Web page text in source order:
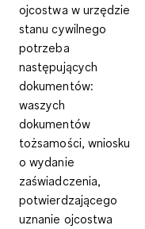
ojcostwa w urzędzie
stanu cywilnego
potrzeba
następujących
dokumentów:
waszych
dokumentów
tożsamości, wniosku
o wydanie
zaświadczenia,
potwierdzającego
uznanie ojcostwa